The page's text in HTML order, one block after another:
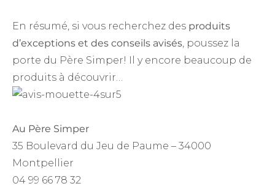
En résumé, si vous recherchez des produits
d’exceptions et des conseils avisés, poussez la
porte du Père Simper! Il y encore beaucoup de
produits à découvrir…
Au Père Simper
35 Boulevard du Jeu de Paume – 34000
Montpellier
04 99 66 78 32